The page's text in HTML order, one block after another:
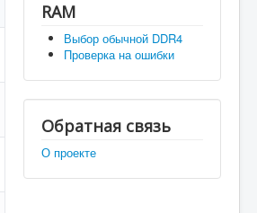
RAM
Выбор обычной DDR4
Проверка на ошибки
Обратная связь
О проекте